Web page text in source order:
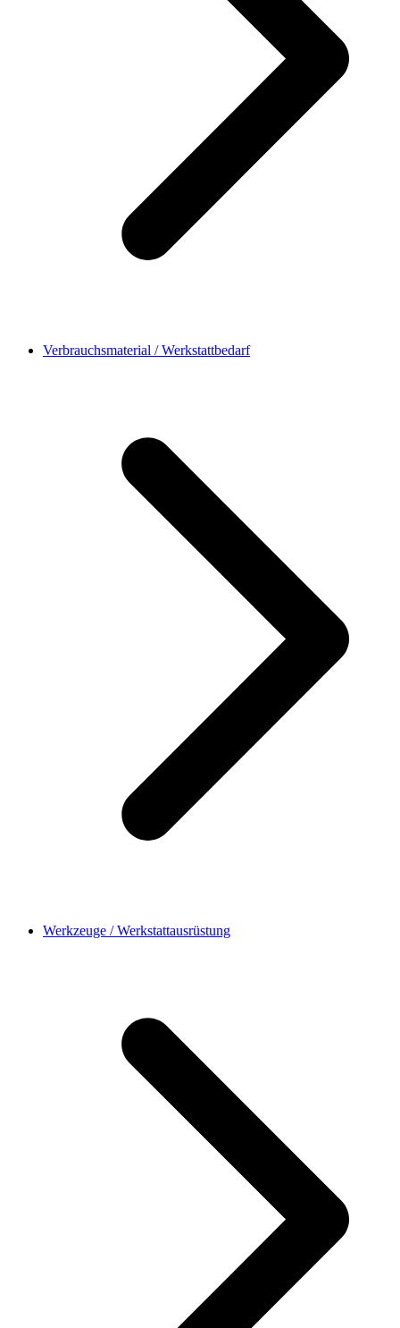
Verbrauchsmaterial / Werkstattbedarf
Werkzeuge / Werkstattausrüstung